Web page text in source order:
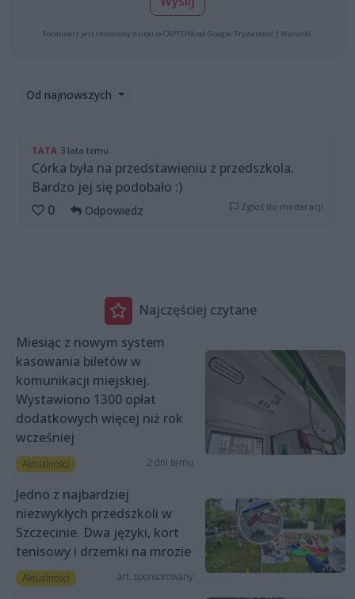
Formularz jest chroniony dzięki reCAPTCHA od Google: Prywatność | Warunki
Od najnowszych
TATA 3 lata temu
Córka była na przedstawieniu z przedszkola.
Bardzo jej się podobało :)
0
Odpowiedz Zgłoś do moderacji
Najczęściej czytane
Miesiąc z nowym system
kasowania biletów w
komunikacji miejskiej.
Wystawiono 1300 opłat
dodatkowych więcej niż rok
wcześniej
Aktualności 2 dni temu
Jedno z najbardziej
niezwykłych przedszkoli w
Szczecinie. Dwa języki, kort
tenisowy i drzemki na mrozie
Aktualności art. sponsorowany